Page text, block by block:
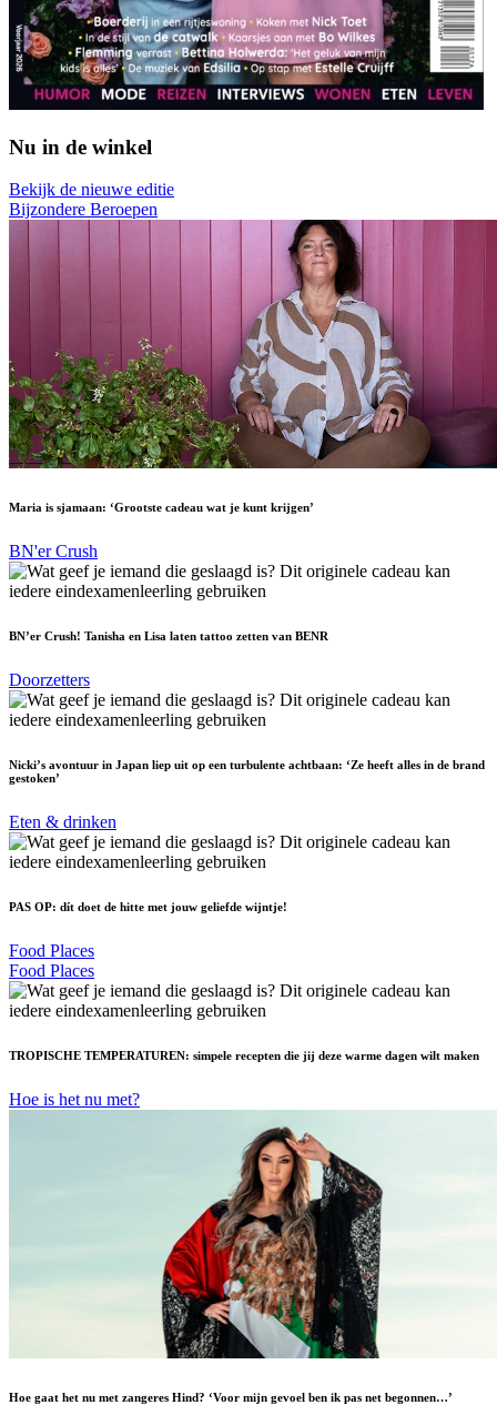
Nu in de winkel
Bekijk de nieuwe editie
Bijzondere Beroepen
Maria is sjamaan: ‘Grootste cadeau wat je kunt krijgen’
BN'er Crush
BN’er Crush! Tanisha en Lisa laten tattoo zetten van BENR
Doorzetters
Nicki’s avontuur in Japan liep uit op een turbulente achtbaan: ‘Ze heeft alles in de brand
gestoken’
Eten & drinken
PAS OP: dít doet de hitte met jouw geliefde wijntje!
Food Places
Food Places
TROPISCHE TEMPERATUREN: simpele recepten die jij deze warme dagen wilt maken
Hoe is het nu met?
Hoe gaat het nu met zangeres Hind? ‘Voor mijn gevoel ben ik pas net begonnen…’